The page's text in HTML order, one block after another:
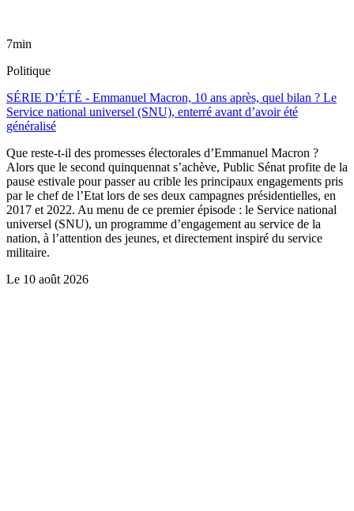
7min
Politique
SÉRIE D’ÉTÉ - Emmanuel Macron, 10 ans après, quel bilan ? Le
Service national universel (SNU), enterré avant d’avoir été
généralisé
Que reste-t-il des promesses électorales d’Emmanuel Macron ?
Alors que le second quinquennat s’achève, Public Sénat profite de la
pause estivale pour passer au crible les principaux engagements pris
par le chef de l’Etat lors de ses deux campagnes présidentielles, en
2017 et 2022. Au menu de ce premier épisode : le Service national
universel (SNU), un programme d’engagement au service de la
nation, à l’attention des jeunes, et directement inspiré du service
militaire.
Le 10 août 2026